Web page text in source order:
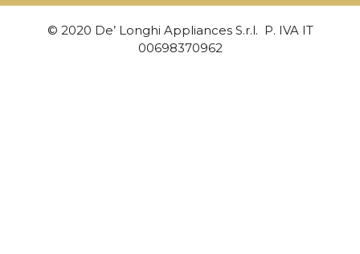
© 2020 De’ Longhi Appliances S.r.l. P. IVA IT
00698370962